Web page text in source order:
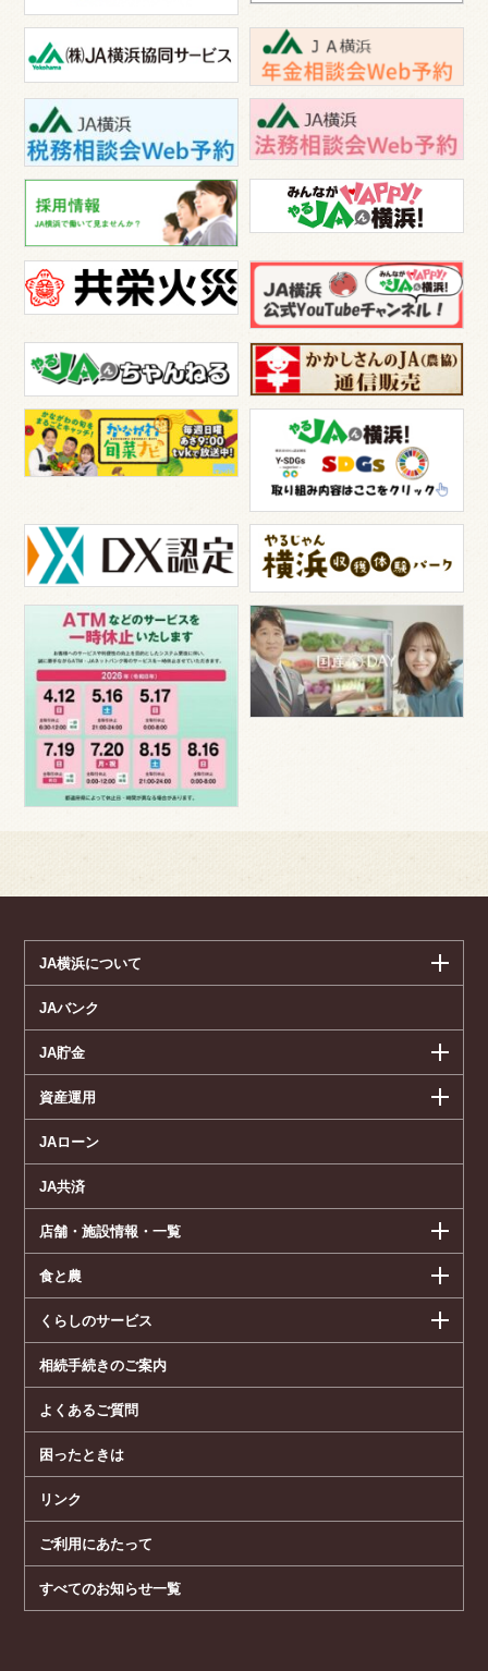
JA横浜について
JAバンク
JA貯金
資産運用
JAローン
JA共済
店舗・施設情報・一覧
食と農
くらしのサービス
相続手続きのご案内
よくあるご質問
困ったときは
リンク
ご利用にあたって
すべてのお知らせ一覧